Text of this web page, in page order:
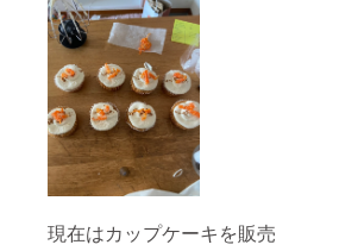
現在はカップケーキを販売